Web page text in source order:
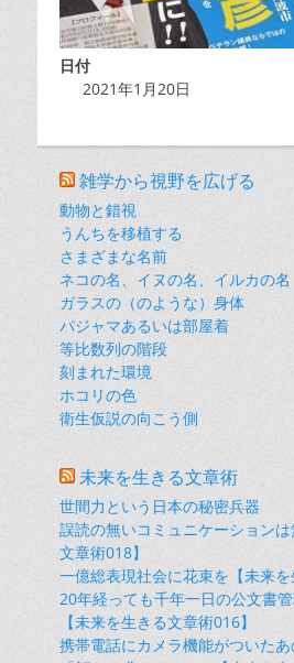
日付
2021年1月20日
雑学から視野を広げる
動物と錯視
うんちを移植する
さまざまな名前
ネコの名、イヌの名、イルカの名
ガラスの（のような）身体
パジャマあるいは部屋着
等比数列の階段
刻まれた環境
ホコリの色
衛生仮説の向こう側
未来を生きる文章術
世間力という日本の秘密兵器
誤読の無いコミュニケーション
文章術018】
一億総表現社会に花束を【未来を
20年経っても千年一日の公文書
【未来を生きる文章術016】
携帯電話にカメラ機能がついた